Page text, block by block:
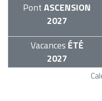
PontASCENSION
2027
Vacances ÉTÉ
2027